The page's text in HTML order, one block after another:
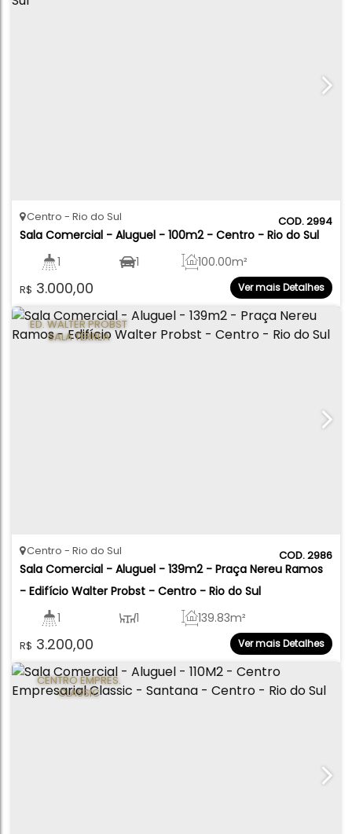
2994
Sala Comercial - Aluguel - 100m2 - Centro - Rio do Sul
R$ 3.000,00
Centro Rio do Sul
1 100.00m²
1
Ver mais Detalhes
ED. WALTER PROBST
SALA TÉRREA
2986
Sala Comercial - Aluguel - 139m2 - Praça Nereu Ramos
- Edifício Walter Probst - Centro - Rio do Sul
R$ 3.200,00
Centro Rio do Sul
1 1 139.83m²
Ver mais Detalhes
CENTRO EMPRES.
CLASSIC